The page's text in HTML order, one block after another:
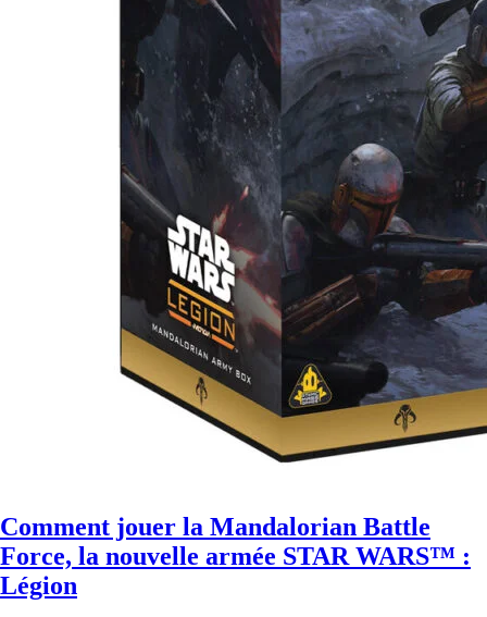
Comment jouer la Mandalorian Battle
Force, la nouvelle armée STAR WARS™ :
Légion